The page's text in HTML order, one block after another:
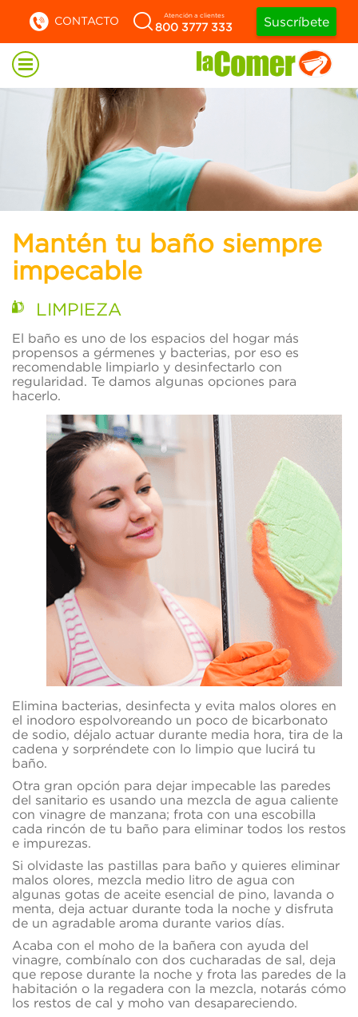
CONTACTO Atención a clientes
800 3777 333 Suscríbete
Mantén tu baño siempre
impecable
LIMPIEZA
El baño es uno de los espacios del hogar más
propensos a gérmenes y bacterias, por eso es
recomendable limpiarlo y desinfectarlo con
regularidad. Te damos algunas opciones para
hacerlo.
Elimina bacterias, desinfecta y evita malos olores en
el inodoro espolvoreando un poco de bicarbonato
de sodio, déjalo actuar durante media hora, tira de la
cadena y sorpréndete con lo limpio que lucirá tu
baño.
Otra gran opción para dejar impecable las paredes
del sanitario es usando una mezcla de agua caliente
con vinagre de manzana; frota con una escobilla
cada rincón de tu baño para eliminar todos los restos
e impurezas.
Si olvidaste las pastillas para baño y quieres eliminar
malos olores, mezcla medio litro de agua con
algunas gotas de aceite esencial de pino, lavanda o
menta, deja actuar durante toda la noche y disfruta
de un agradable aroma durante varios días.
Acaba con el moho de la bañera con ayuda del
vinagre, combínalo con dos cucharadas de sal, deja
que repose durante la noche y frota las paredes de la
habitación o la regadera con la mezcla, notarás cómo
los restos de cal y moho van desapareciendo.